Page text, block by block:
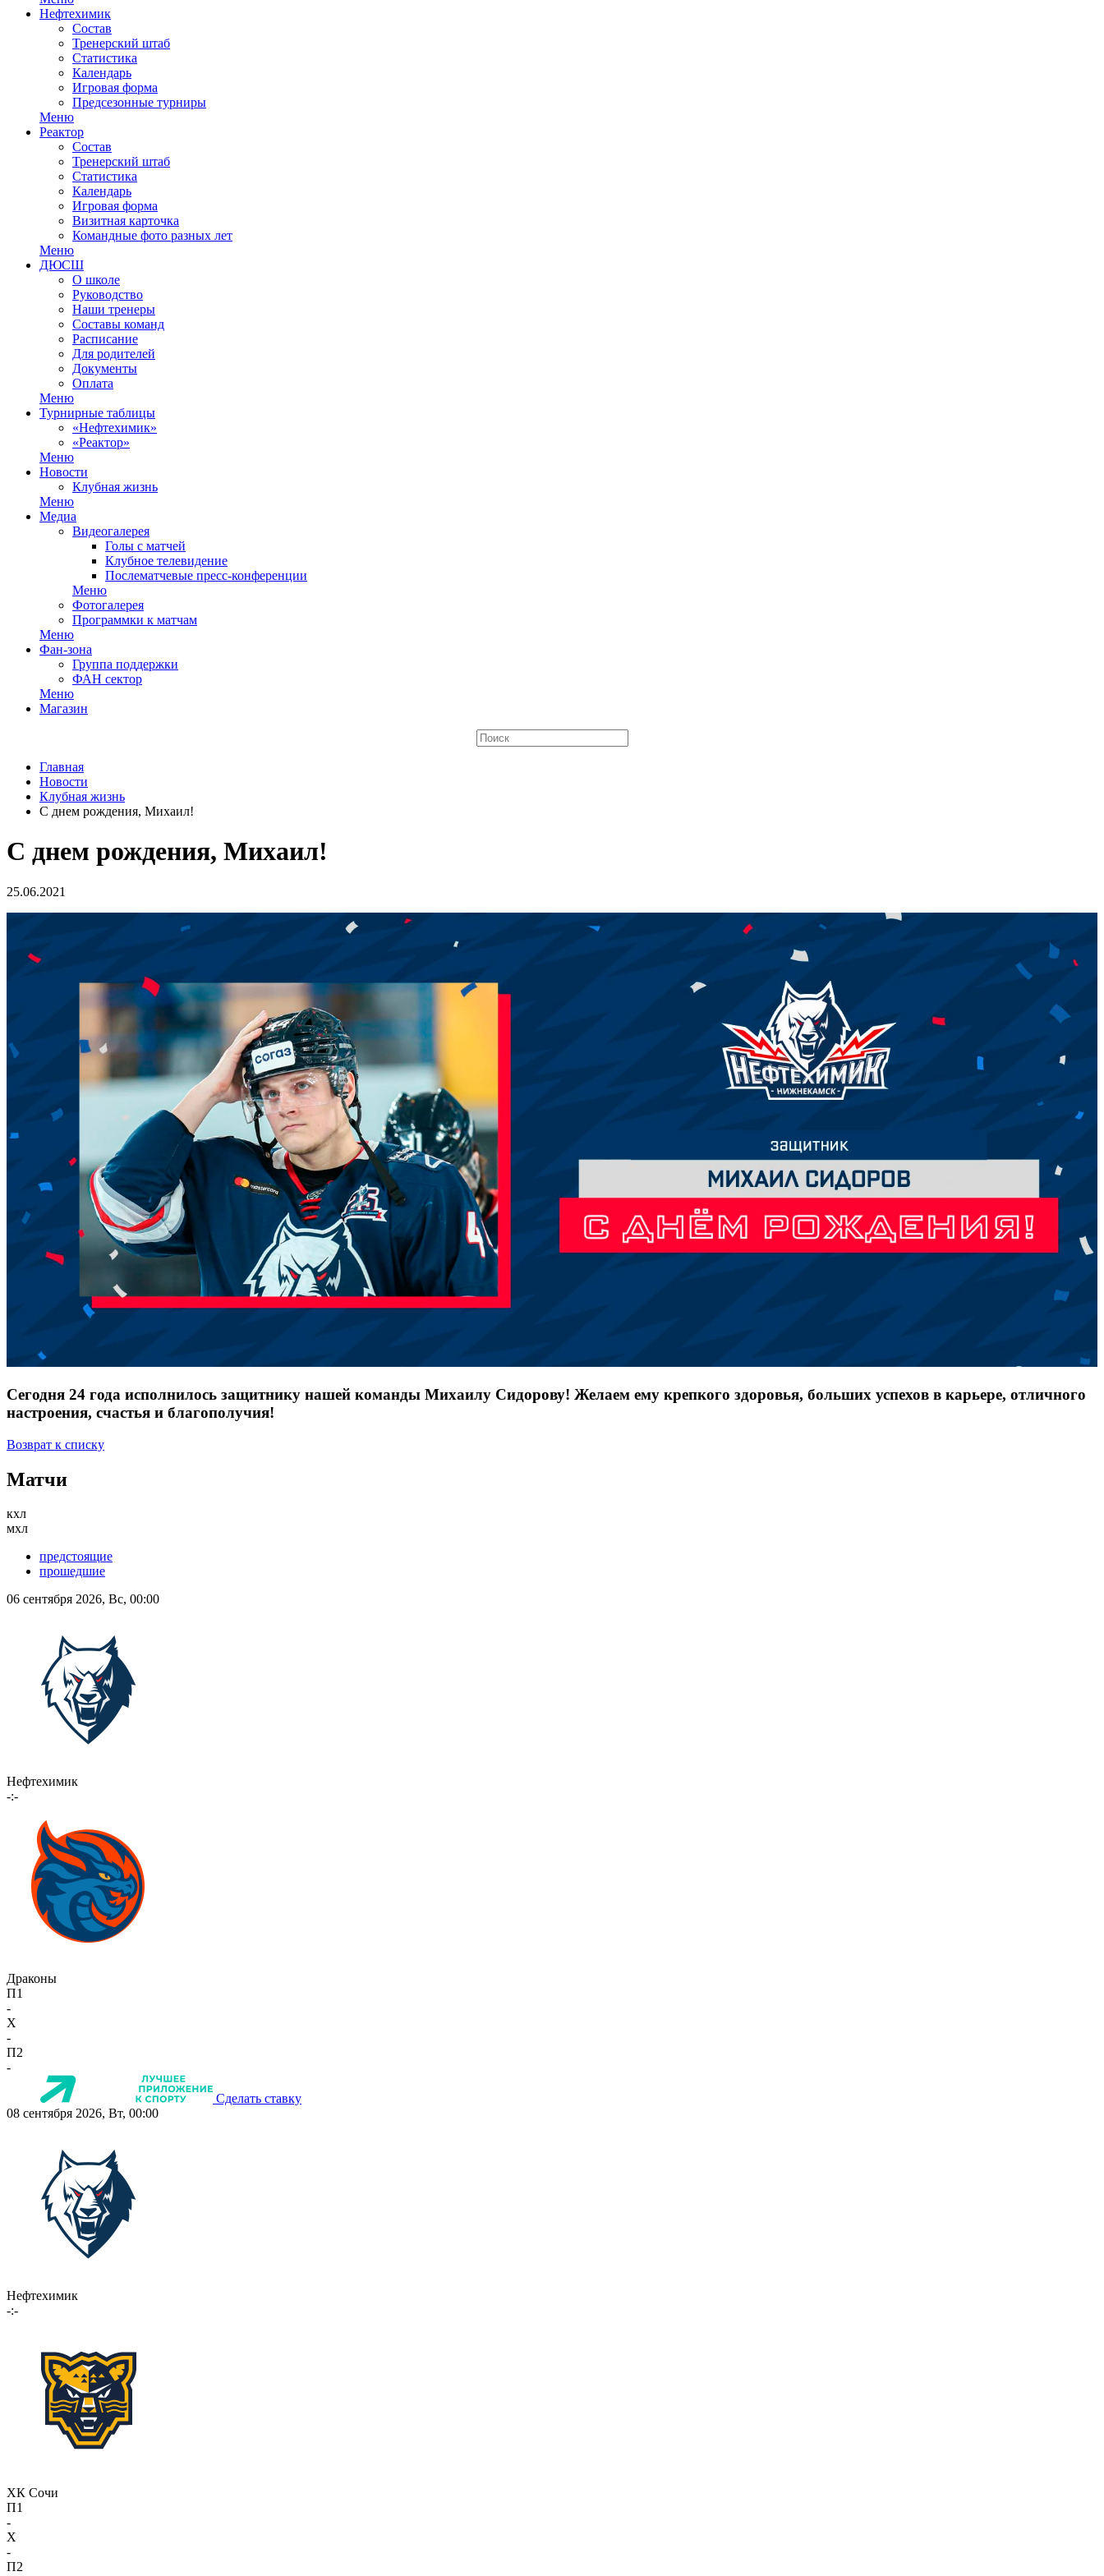
Нефтехимик
Состав
Тренерский штаб
Статистика
Календарь
Игровая форма
Предсезонные турниры
Меню
Реактор
Состав
Тренерский штаб
Статистика
Календарь
Игровая форма
Визитная карточка
Командные фото разных лет
Меню
ДЮСШ
О школе
Руководство
Наши тренеры
Составы команд
Расписание
Для родителей
Документы
Оплата
Меню
Турнирные таблицы
«Нефтехимик»
«Реактор»
Меню
Новости
Клубная жизнь
Меню
Медиа
Видеогалерея
Голы с матчей
Клубное телевидение
Послематчевые пресс-конференции
Меню
Фотогалерея
Программки к матчам
Меню
Фан-зона
Группа поддержки
ФАН сектор
Меню
Магазин
Главная
Новости
Клубная жизнь
С днем рождения, Михаил!
С днем рождения, Михаил!
25.06.2021
Сегодня 24 года исполнилось защитнику нашей команды Михаилу Сидорову! Желаем ему крепкого здоровья, больших успехов в карьере, отличного
настроения, счастья и благополучия!
Возврат к списку
Матчи
кхл
мхл
предстоящие
прошедшие
06 сентября 2026, Вс, 00:00
Нефтехимик
-:-
Драконы
П1
-
X
-
П2
-
Сделать ставку
08 сентября 2026, Вт, 00:00
Нефтехимик
-:-
ХК Сочи
П1
-
X
-
П2